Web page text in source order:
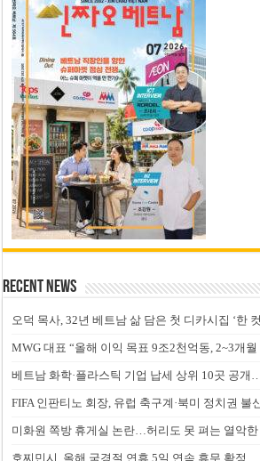
Recent News
오덕 목사, 32년 베트남 삶 담은 첫 디카시집 ‘한
MWG 대표 “올해 이익 목표 9조2천억동, 2~3개
베트남 화학·플라스틱 기업 납세 상위 10곳 공개
FIFA 인판티노 회장, 유럽 축구계·북미 정치권 불
미화원 쪽방 휴게실 논란…허리도 못 펴는 열악한
호찌민시, 올해 국경절 연휴 5일 연속 휴무 확정…